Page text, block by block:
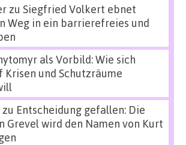
zu Siegfried Volkert ebnet
Weg in ein barrierefreies und
als Vorbild: Wie sich
Krisen und Schutzräume
zu Entscheidung gefallen: Die
Grevel wird den Namen von Kurt